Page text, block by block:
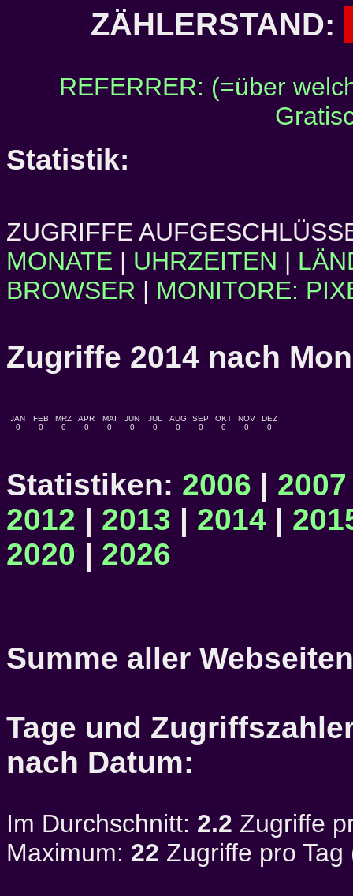
ZÄHLERSTAND:
REFERRER: (=über
Statistik:
ZUGRIFFE
MONATE | UHRZEITEN |
BROWSER | MONITORE:
Zugriffe 2014 nach
JAN
0
FEB
0
MRZ
0
APR
0
MAI
0
JUN
0
JUL
0
AUG
0
SEP
0
OKT
0
NOV
0
DEZ
0
Statistiken: 2006 | 2007
2012 | 2013 | 2014 |
2020 | 2026
Summe aller
Tage und
nach Datum:
Im Durchschnitt: 2.2 Zugriffe
Maximum: 22 Zugriffe pro